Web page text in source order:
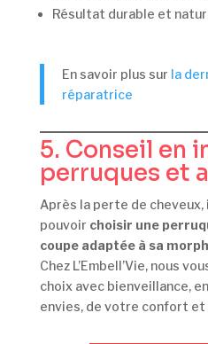
Résultat durable et
En savoir plus sur la
réparatrice
5. Conseil en
perruques et
Après la perte de
pouvoir choisir une
coupe adaptée à sa
Chez L’Embell’Vie, nous
choix avec bienveillance,
envies, de votre confort